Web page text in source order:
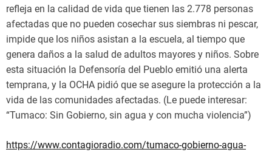
refleja en la calidad de vida que tienen las 2.778 personas
afectadas que no pueden cosechar sus siembras ni pescar,
impide que los niños asistan a la escuela, al tiempo que
genera daños a la salud de adultos mayores y niños. Sobre
esta situación la Defensoría del Pueblo emitió una alerta
temprana, y la OCHA pidió que se asegure la protección a la
vida de las comunidades afectadas. (Le puede interesar:
“Tumaco: Sin Gobierno, sin agua y con mucha violencia”)
https://www.contagioradio.com/tumaco-gobierno-agua-